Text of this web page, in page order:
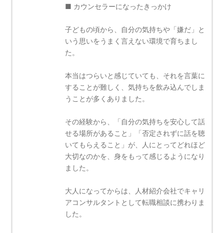
■ カウンセラーになったきっかけ
子どもの頃から、自分の気持ちや「嫌だ」と
いう思いをうまく言えない環境で育ちまし
た。
本当はつらいと感じていても、それを言葉に
することが難しく、気持ちを飲み込んでしま
うことが多くありました。
その経験から、「自分の気持ちを安心して話
せる場所があること」「否定されずに話を聴
いてもらえること」が、人にとってどれほど
大切なのかを、身をもって感じるようになり
ました。
大人になってからは、人材紹介会社でキャリ
アコンサルタントとして転職相談に携わりま
した。